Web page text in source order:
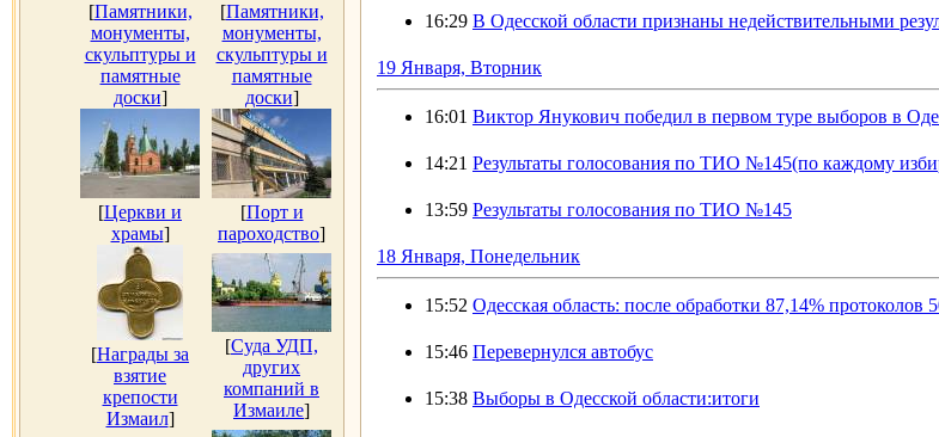
[Памятники,
монументы,
скульптуры и
памятные
доски]
[Памятники,
монументы,
скульптуры и
памятные
доски]
[Церкви и
храмы]
[Порт и
пароходство]
[Награды за
взятие
крепости
Измаил]
[Суда УДП,
других
компаний в
Измаиле]
16:29 В Одесской области признаны недействительными
19 Января, Вторник
16:01 Виктор Янукович победил в первом туре выборов в
14:21 Результаты голосования по ТИО №145(по каждому
13:59 Результаты голосования по ТИО №145
18 Января, Понедельник
15:52 Одесская область: после обработки 87,14% протоколов
15:46 Перевернулся автобус
15:38 Выборы в Одесской области:итоги